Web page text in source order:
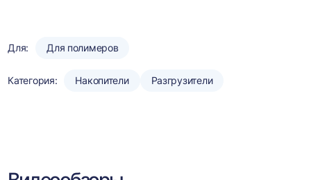
Для: Для полимеров
Категория: Накопители Разгрузители